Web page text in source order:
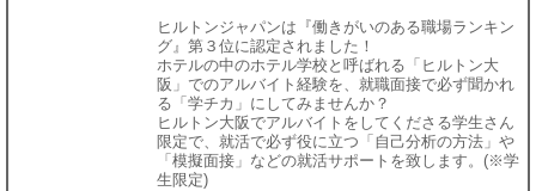
ヒルトンジャパンは『働きがいのある職場ランキン
グ』第３位に認定されました！
ホテルの中のホテル学校と呼ばれる「ヒルトン大
阪」でのアルバイト経験を、就職面接で必ず聞かれ
る「学チカ」にしてみませんか？
ヒルトン大阪でアルバイトをしてくださる学生さん
限定で、就活で必ず役に立つ「自己分析の方法」や
「模擬面接」などの就活サポートを致します。(※学
生限定)